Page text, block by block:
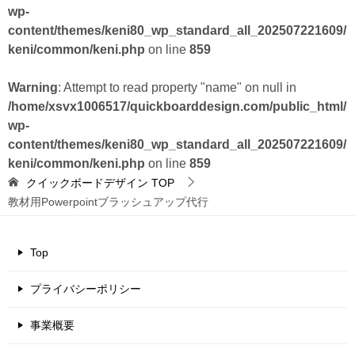
wp-
content/themes/keni80_wp_standard_all_202507221609/
keni/common/keni.php on line 859
Warning: Attempt to read property "name" on null in
/home/xsvx1006517/quickboarddesign.com/public_html/
wp-
content/themes/keni80_wp_standard_all_202507221609/
keni/common/keni.php on line 859
クイックボードデザイン TOP
教材用Powerpointブラッシュアップ代行
Top
プライバシーポリシー
事業概要